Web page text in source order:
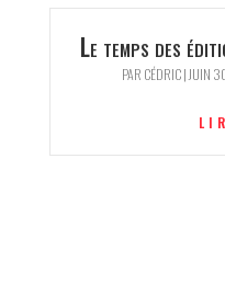
Le temps des
PAR CÉDRIC| JUIN